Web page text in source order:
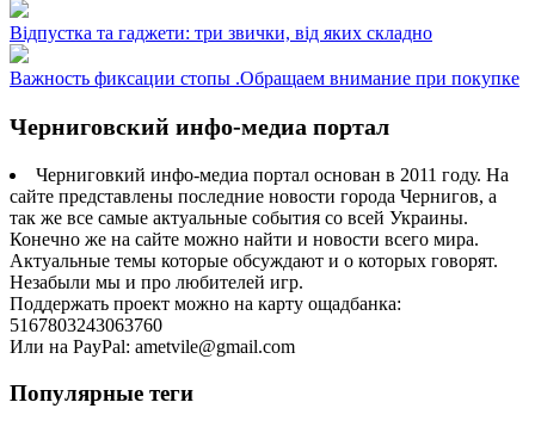
Відпустка та гаджети: три звички, від яких складно
Важность фиксации стопы .Обращаем внимание при покупке
Черниговский инфо-медиа портал
Черниговкий инфо-медиа портал основан в 2011 году. На
сайте представлены последние новости города Чернигов, а
так же все самые актуальные события со всей Украины.
Конечно же на сайте можно найти и новости всего мира.
Актуальные темы которые обсуждают и о которых говорят.
Незабыли мы и про любителей игр.
Поддержать проект можно на карту ощадбанка:
5167803243063760
Или на PayPal: ametvile@gmail.com
Популярные теги